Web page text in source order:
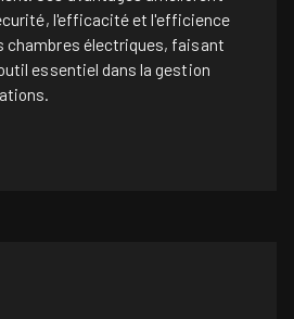
l'efficacité et l'efficience
chambres électriques, faisant
essentiel dans la gestion